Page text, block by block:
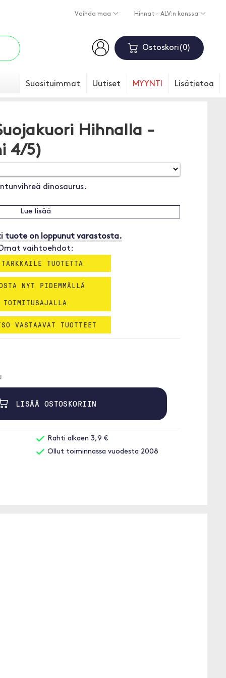
Vaihda maa Hinnat - ALV:n kanssa
Ostoskori 0
Suosituimmat Uutiset MYYNTI Lisätietoa
Hihnalla -
4/5)
dinosaurus.
Lue lisää
tuote on loppunut varastosta.
vaihtoehdot:
TUOTETTA
NYT PIDEMMÄLLÄ
TOIMITUSAJALLA
VASTAAVAT TUOTTEET
LISÄÄ OSTOSKORIIN
Rahti alkaen 3,9 €
Ollut toiminnassa vuodesta 2008